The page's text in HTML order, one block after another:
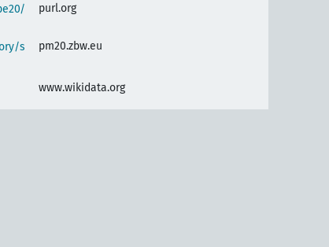
purl.org
s
pm20.zbw.eu
www.wikidata.org